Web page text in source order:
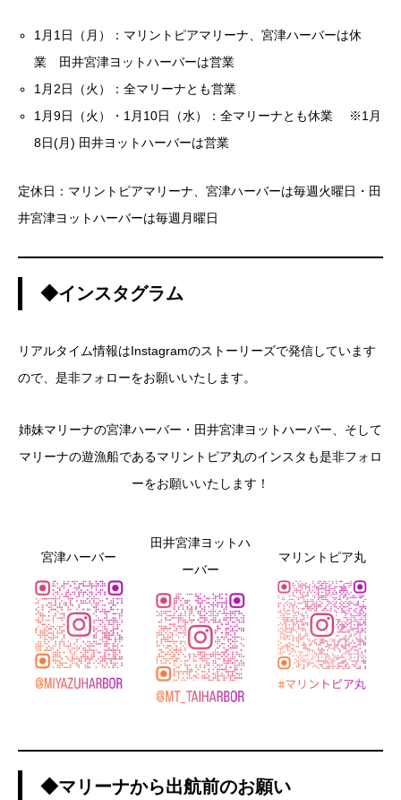
1月1日（月）：マリントピアマリーナ、宮津ハーバーは休
業 田井宮津ヨットハーバーは営業
1月2日（火）：全マリーナとも営業
1月9日（火）・1月10日（水）：全マリーナとも休業 ※1月
8日(月) 田井ヨットハーバーは営業
定休日：マリントピアマリーナ、宮津ハーバーは毎週火曜日・田
井宮津ヨットハーバーは毎週月曜日
◆インスタグラム
リアルタイム情報はInstagramのストーリーズで発信しています
ので、是非フォローをお願いいたします。
姉妹マリーナの宮津ハーバー・田井宮津ヨットハーバー、そして
マリーナの遊漁船であるマリントピア丸のインスタも是非フォロ
ーをお願いいたします！
宮津ハーバー
田井宮津ヨットハ
ーバー
マリントピア丸
◆マリーナから出航前のお願い